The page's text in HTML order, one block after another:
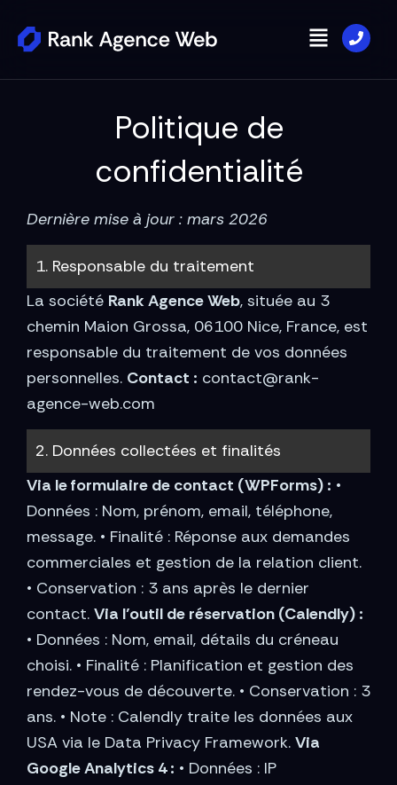
contenu
Menu
Politique de
confidentialité
Dernière mise à jour : mars 2026
1. Responsable du traitement
La société Rank Agence Web, située au 3
chemin Maion Grossa, 06100 Nice, France, est
responsable du traitement de vos données
personnelles. Contact : contact@rank-
agence-web.com
2. Données collectées et finalités
Via le formulaire de contact (WPForms) : •
Données : Nom, prénom, email, téléphone,
message. • Finalité : Réponse aux demandes
commerciales et gestion de la relation client.
• Conservation : 3 ans après le dernier
contact. Via l’outil de réservation (Calendly) :
• Données : Nom, email, détails du créneau
choisi. • Finalité : Planification et gestion des
rendez-vous de découverte. • Conservation : 3
ans. • Note : Calendly traite les données aux
USA via le Data Privacy Framework. Via
Google Analytics 4 : • Données : IP